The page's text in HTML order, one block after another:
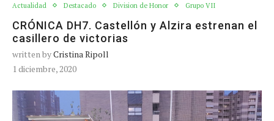
Actualidad Destacado Division de Honor Grupo VII
CRÓNICA DH7. Castellón y Alzira estrenan el
casillero de victorias
written byCristina Ripoll
1 diciembre, 2020